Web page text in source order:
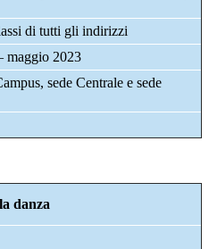
di tutti gli indirizzi
maggio 2023
sede Centrale e sede
danza